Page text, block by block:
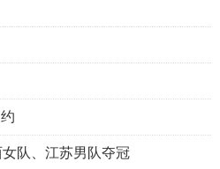
队、江苏男队夺冠